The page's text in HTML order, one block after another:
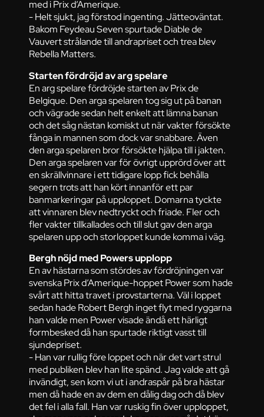
med i Prix d’Amerique.
- Helt sjukt, jag förstod ingenting. Jätteoväntat.
Bakom Feydeau Seven spurtade Diable de
Vauvert strålande till andrapriset och trea blev
Rebella Matters.
Starten fördröjd av arg spelare
En arg spelare fördröjde starten av Prix de
Belgique. Den arga spelaren tog sig ut på banan
och vägrade sedan helt enkelt att lämna banan
och det såg nästan komiskt ut när vakter försökte
fånga in mannen som dock var snabbare. Även
den arga spelaren bror försökte hjälpa till i jakten.
Den arga spelaren var för övrigt upprörd över att
en skrällvinnare i ett tidigare lopp fick behålla
segern trots att han kört innanför ett par
banmarkeringar på upploppet. Domarna tyckte
att vinnaren blev nedtryckt och friade. Fler och
fler vakter tillkallades och till slut gav den arga
spelaren upp och storloppet kunde komma i väg.
Bergh nöjd med Powers upplopp
En av hästarna som stördes av fördröjningen var
svenska Prix d’Amerique-hoppet Power som hade
svårt att hitta travet i provstarterna. Väl i loppet
sedan hade Robert Bergh inget flyt med ryggarna
han valde men Power visade ändå ett härligt
formbesked då han spurtade riktigt vasst till
sjundepriset.
- Han var rullig före loppet och när det vart strul
med publiken blev han lite spänd. Jag valde att gå
invändigt, sen kom vi ut i andraspår på bra hästar
men då hade en av dem en dålig dag och då blev
det fel i alla fall. Han var ruskig fin över upploppet,